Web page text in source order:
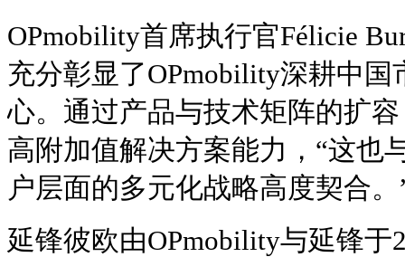
OPmobility首席执行官Félicie
充分彰显了OPmobility深耕中
心。通过产品与技术矩阵的扩
高附加值解决方案能力，“这也
户层面的多元化战略高度契合。
延锋彼欧由OPmobility与延锋于